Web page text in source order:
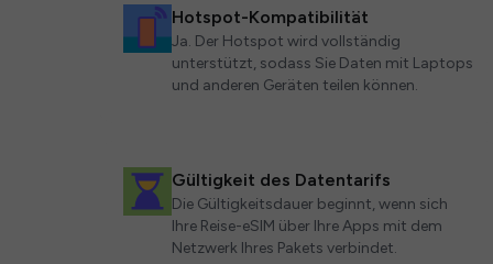
Hotspot-Kompatibilität
Ja. Der Hotspot wird vollständig
unterstützt, sodass Sie Daten mit Laptops
und anderen Geräten teilen können.
Gültigkeit des Datentarifs
Die Gültigkeitsdauer beginnt, wenn sich
Ihre Reise-eSIM über Ihre Apps mit dem
Netzwerk Ihres Pakets verbindet.